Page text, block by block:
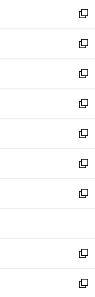
く
ド
ウ
で
開
く
ィ
ン
ド
ウ
で
開
く
い
ウ
ィ
ン
ド
ウ
で
開
く
新
し
い
ウ
ィ
ン
ド
ウ
で
開
く
新
し
い
ウ
ィ
ン
ド
ウ
で
開
く
新
し
い
ウ
ィ
ン
ド
ウ
で
開
新
し
い
ウ
ィ
ン
ド
ウ
開
く
新
し
い
ウ
ィ
ン
ウ
で
開
く
新
し
い
ウ
ン
ド
ウ
で
新
し
ウ
ィ
ン
ド
新
し
い
新